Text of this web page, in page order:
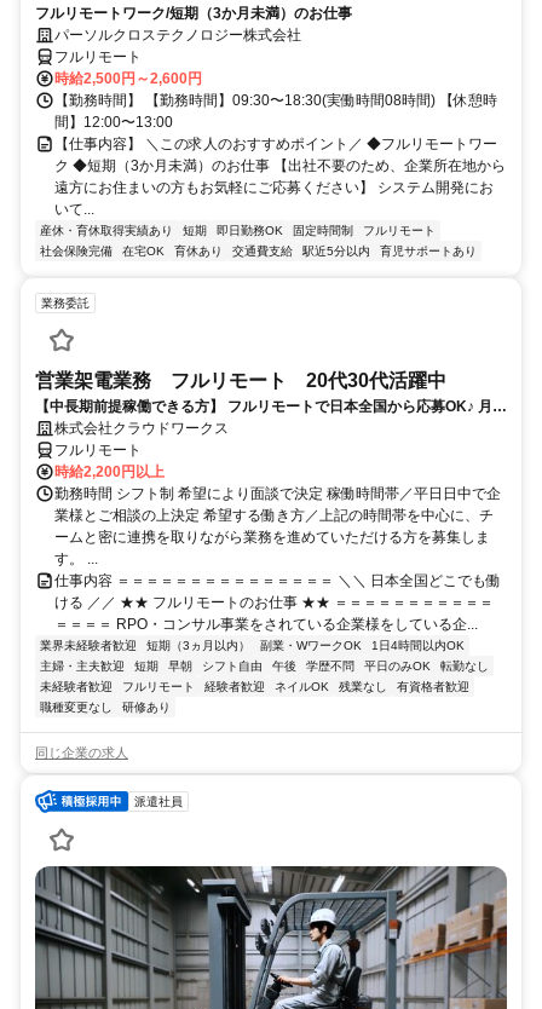
フルリモートワーク/短期（3か月未満）のお仕事
パーソルクロステクノロジー株式会社
フルリモート
時給2,500円～2,600円
【勤務時間】 【勤務時間】09:30〜18:30(実働時間08時間) 【休憩時
間】12:00〜13:00
【仕事内容】 ＼この求人のおすすめポイント／ ◆フルリモートワー
ク ◆短期（3か月未満）のお仕事 【出社不要のため、企業所在地から
遠方にお住まいの方もお気軽にご応募ください】 システム開発にお
いて...
産休・育休取得実績あり 短期 即日勤務OK 固定時間制
フルリモート
社会保険完備
在宅OK 育休あり 交通費支給 駅近5分以内 育児サポートあり
業務委託
営業架電業務 フルリモート 20代30代活躍中
【中長期前提稼働できる方】 フルリモートで日本全国から応募OK♪ 月稼
働40時間で安定収入！
株式会社クラウドワークス
フルリモート
時給2,200円以上
勤務時間 シフト制 希望により面談で決定 稼働時間帯／平日日中で企
業様とご相談の上決定 希望する働き方／上記の時間帯を中心に、チ
ームと密に連携を取りながら業務を進めていただける方を募集しま
す。 ...
仕事内容 ＝＝＝＝＝＝＝＝＝＝＝＝＝＝＝ ＼＼ 日本全国どこでも働
ける ／／ ★★ フルリモートのお仕事 ★★ ＝＝＝＝＝＝＝＝＝＝＝
＝＝＝＝ RPO・コンサル事業をされている企業様をしている企...
業界未経験者歓迎 短期（3ヵ月以内） 副業・WワークOK
1日4時間以内OK
主婦・主夫歓迎
短期 早朝 シフト自由 午後 学歴不問 平日のみOK
転勤なし
未経験者歓迎
フルリモート 経験者歓迎 ネイルOK 残業なし
有資格者歓迎
職種変更なし
研修あり
同じ企業の求人
派遣社員